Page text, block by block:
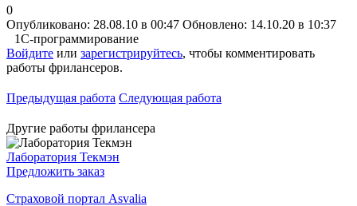
0
Опубликовано: 28.08.10 в 00:47 Обновлено: 14.10.20 в 10:37
1С-программирование
Войдите или зарегистрируйтесь, чтобы комментировать
работы фрилансеров.
Предыдущая работа Следующая работа
Другие работы фрилансера
Лаборатория Текмэн
Предложить заказ
Страховой портал Asvalia